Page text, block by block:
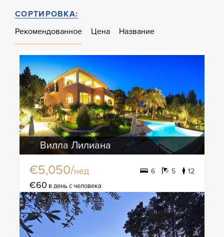
СОРТИРОВКА:
Рекомендованное
Цена Название
Вилла Лилиана
€5,050/нед 6 5 12
€60 в день с человека